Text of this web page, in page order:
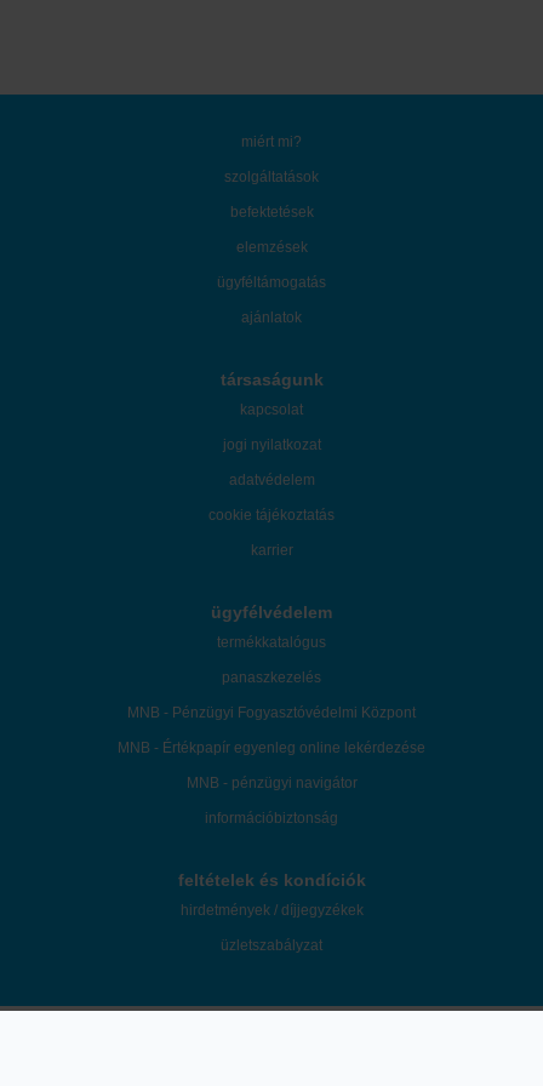
miért mi?
szolgáltatások
befektetések
elemzések
ügyféltámogatás
ajánlatok
társaságunk
kapcsolat
jogi nyilatkozat
adatvédelem
cookie tájékoztatás
karrier
ügyfélvédelem
termékkatalógus
panaszkezelés
MNB - Pénzügyi Fogyasztóvédelmi Központ
MNB - Értékpapír egyenleg online lekérdezése
MNB - pénzügyi navigátor
információbiztonság
feltételek és kondíciók
hirdetmények / díjjegyzékek
üzletszabályzat